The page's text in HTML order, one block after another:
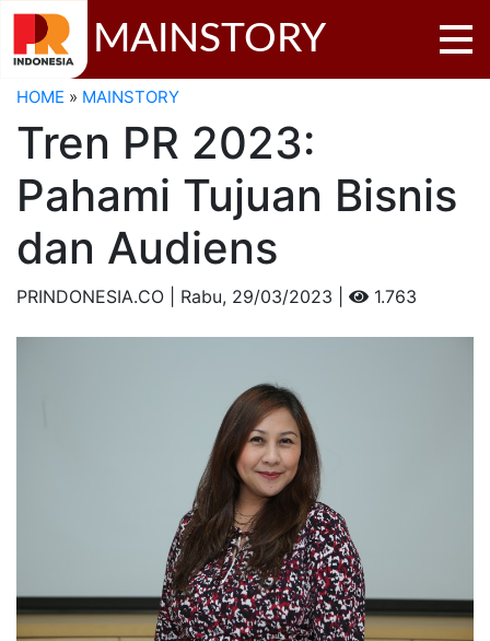
MAINSTORY
HOME » MAINSTORY
Tren PR 2023:
Pahami Tujuan Bisnis
dan Audiens
PRINDONESIA.CO | Rabu, 29/03/2023 | 1.763